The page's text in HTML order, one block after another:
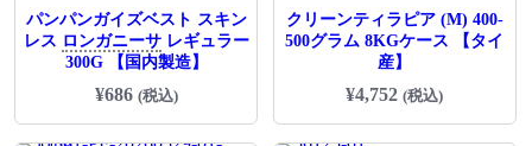
パンパンガイズベスト スキン
レス ロンガニーサレギュラー
300G 【国内製造】
¥686 (税込)
クリーンティラピア (M) 400-
500グラム 8KGケース 【タイ
産】
¥4,752 (税込)